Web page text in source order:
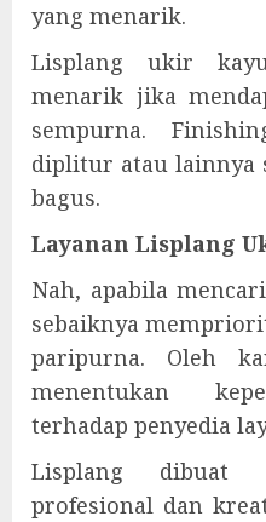
yang menarik.
Lisplang ukir
menarik jika
sempurna.
diplitur atau lainnya
bagus.
Layanan Lisplang
Nah, apabila
sebaiknya
paripurna. Oleh
menentukan
terhadap penyedia
Lisplang dibuat
profesional dan